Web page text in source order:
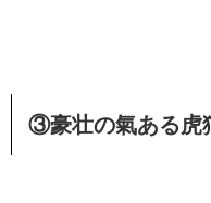
③豪壮の氣ある虎